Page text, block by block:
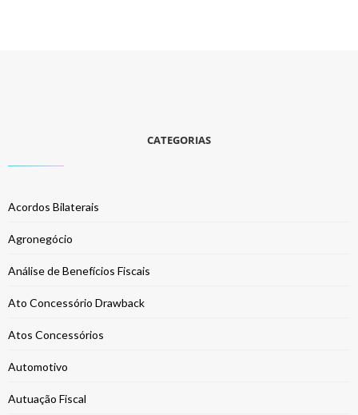
CATEGORIAS
Acordos Bilaterais
Agronegócio
Análise de Benefícios Fiscais
Ato Concessório Drawback
Atos Concessórios
Automotivo
Autuação Fiscal